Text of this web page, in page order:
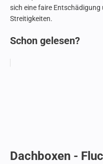
sich eine faire
Streitigkeiten.
Schon gelesen?
Dachboxen -